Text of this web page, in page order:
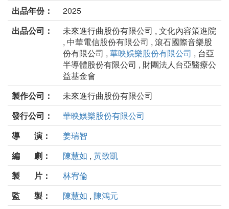
出品年份：
2025
出品公司：
未來進行曲股份有限公司 , 文化內容策進院
, 中華電信股份有限公司 , 滾石國際音樂股
份有限公司 , 華映娛樂股份有限公司 , 台亞
半導體股份有限公司 , 財團法人台亞醫療公
益基金會
製作公司：
未來進行曲股份有限公司
發行公司：
華映娛樂股份有限公司
導 演：
姜瑞智
編 劇：
陳慧如 , 黃致凱
製 片：
林宥倫
監 製：
陳慧如 , 陳鴻元